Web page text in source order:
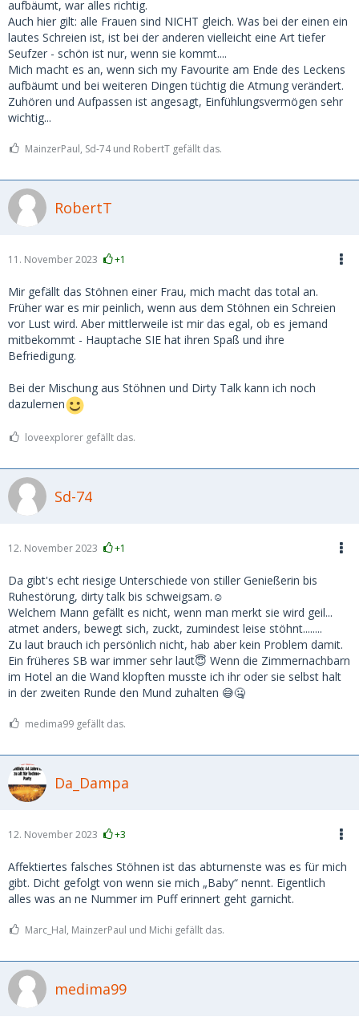
aufbäumt, war alles richtig.
Auch hier gilt: alle Frauen sind NICHT gleich. Was bei der einen ein
lautes Schreien ist, ist bei der anderen vielleicht eine Art tiefer
Seufzer - schön ist nur, wenn sie kommt....
Mich macht es an, wenn sich my Favourite am Ende des Leckens
aufbäumt und bei weiteren Dingen tüchtig die Atmung verändert.
Zuhören und Aufpassen ist angesagt, Einfühlungsvermögen sehr
wichtig...
MainzerPaul, Sd-74 und RobertT gefällt das.
RobertT
11. November 2023 +1
Mir gefällt das Stöhnen einer Frau, mich macht das total an.
Früher war es mir peinlich, wenn aus dem Stöhnen ein Schreien
vor Lust wird. Aber mittlerweile ist mir das egal, ob es jemand
mitbekommt - Hauptache SIE hat ihren Spaß und ihre
Befriedigung.
Bei der Mischung aus Stöhnen und Dirty Talk kann ich noch
dazulernen
loveexplorer gefällt das.
Sd-74
12. November 2023 +1
Da gibt's echt riesige Unterschiede von stiller Genießerin bis
Ruhestörung, dirty talk bis schweigsam.☺️
Welchem Mann gefällt es nicht, wenn man merkt sie wird geil...
atmet anders, bewegt sich, zuckt, zumindest leise stöhnt........
Zu laut brauch ich persönlich nicht, hab aber kein Problem damit.
Ein früheres SB war immer sehr laut😇 Wenn die Zimmernachbarn
im Hotel an die Wand klopften musste ich ihr oder sie selbst halt
in der zweiten Runde den Mund zuhalten 😅🤐
medima99 gefällt das.
Da_Dampa
12. November 2023 +3
Affektiertes falsches Stöhnen ist das abturnenste was es für mich
gibt. Dicht gefolgt von wenn sie mich „Baby“ nennt. Eigentlich
alles was an ne Nummer im Puff erinnert geht garnicht.
Marc_Hal, MainzerPaul und Michi gefällt das.
medima99